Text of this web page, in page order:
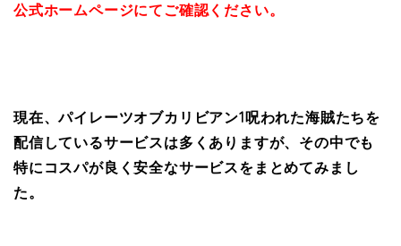
公式ホームページにてご確認ください。
現在、パイレーツオブカリビアン1呪われた海賊たちを
配信しているサービスは多くありますが、その中でも
特にコスパが良く安全なサービスをまとめてみまし
た。